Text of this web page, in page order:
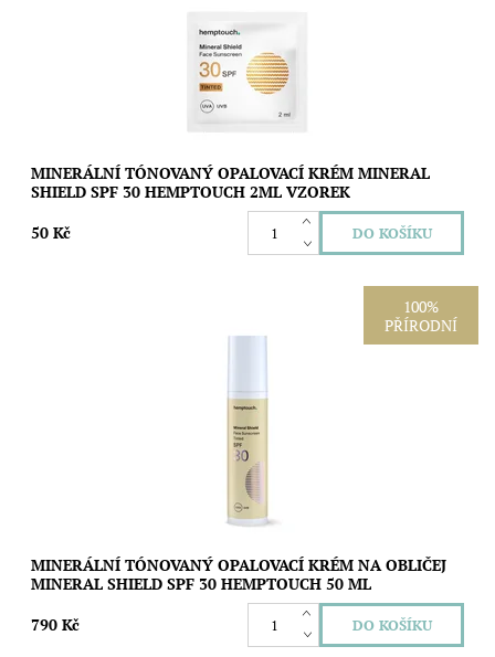
Hemptouch
MINERÁLNÍ TÓNOVANÝ OPALOVACÍ KRÉM MINERAL
SHIELD SPF 30 HEMPTOUCH 2ML VZOREK
50 Kč
100%
PŘÍRODNÍ
Lehký minerální opalovací krém s SPF 30 a jemným
MINERÁLNÍ TÓNOVANÝ OPALOVACÍ KRÉM NA OBLIČEJ
MINERAL SHIELD SPF 30 HEMPTOUCH 50 ML
790 Kč